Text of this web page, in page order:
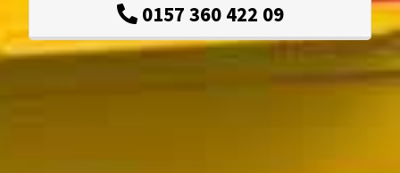
0157 360 422 09